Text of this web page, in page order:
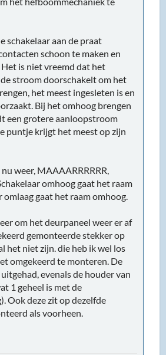
schakelaar aan de praat
schoon te maken en
is niet vreemd dat het
stroom doorschakelt om het
het meest ingesleten is en
Bij het omhoog brengen
een grotere aanloopstroom
puntje krijgt het meest op zijn
weer, MAAAARRRRRR,
omhoog gaat het raam
omlaag gaat het raam omhoog.
om het deurpaneel weer er af
gemonteerde stekker op
het niet zijn. die heb ik wel los
omgekeerd te monteren. De
evenals de houder van
1 geheel is met de
Ook deze zit op dezelfde
als voorheen.